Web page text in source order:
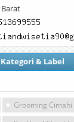
Barat
Kategori & Label
Grooming Cimahi